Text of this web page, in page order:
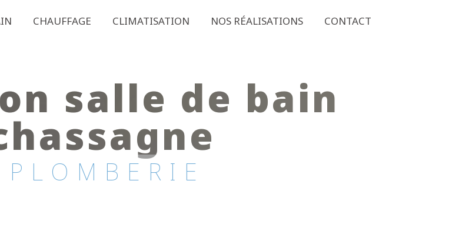
CHAUFFAGE CLIMATISATION NOS RÉALISATIONS CONTACT
salle de bain